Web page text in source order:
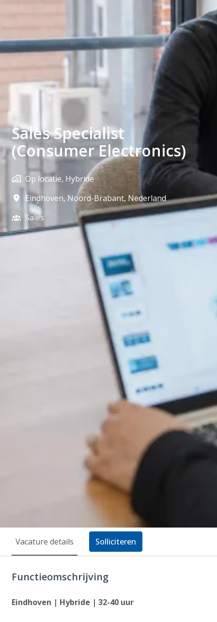
Sales Specialist
(Consumer Electronics)
Op locatie, Hybride
Eindhoven, Noord-Brabant, Nederland
Sales​
Vacature details Solliciteren
Functieomschrijving
Eindhoven | Hybride | 32-40 uur